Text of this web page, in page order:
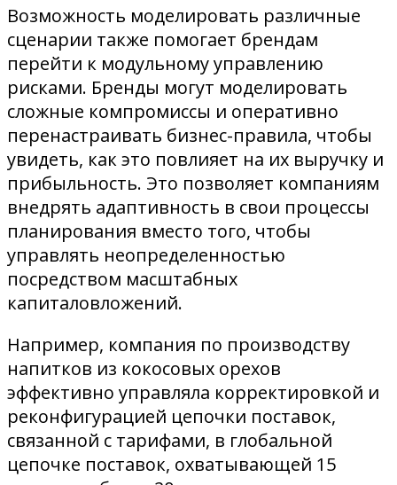
Возможность моделировать различные
сценарии также помогает брендам
перейти к модульному управлению
рисками. Бренды могут моделировать
сложные компромиссы и оперативно
перенастраивать бизнес-правила, чтобы
увидеть, как это повлияет на их выручку и
прибыльность. Это позволяет компаниям
внедрять адаптивность в свои процессы
планирования вместо того, чтобы
управлять неопределенностью
посредством масштабных
капиталовложений.
Например, компания по производству
напитков из кокосовых орехов
эффективно управляла корректировкой и
реконфигурацией цепочки поставок,
связанной с тарифами, в глобальной
цепочке поставок, охватывающей 15